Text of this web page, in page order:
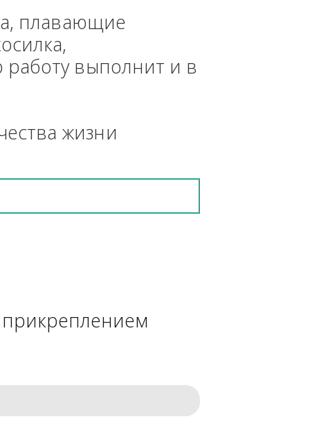
плавающие
работу выполнит и в
с прикреплением